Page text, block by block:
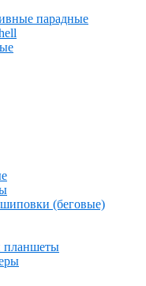
парадные
шиповки (беговые)
планшеты